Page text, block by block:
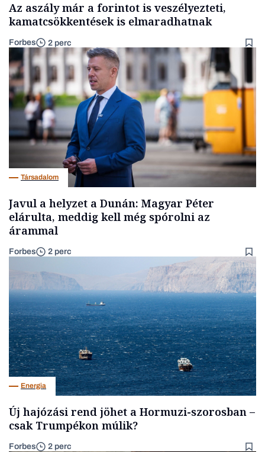
Az aszály már a forintot is veszélyezteti,
kamatcsökkentések is elmaradhatnak
Forbes 2 perc
Társadalom
Javul a helyzet a Dunán: Magyar Péter
elárulta, meddig kell még spórolni az
árammal
Forbes 2 perc
Energia
Új hajózási rend jöhet a Hormuzi-szorosban –
csak Trumpékon múlik?
Forbes 2 perc